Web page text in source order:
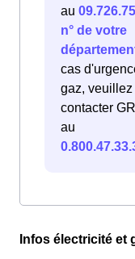
au
n° de votre
cas
gaz, veuillez
contacter
au
Infos électricité et